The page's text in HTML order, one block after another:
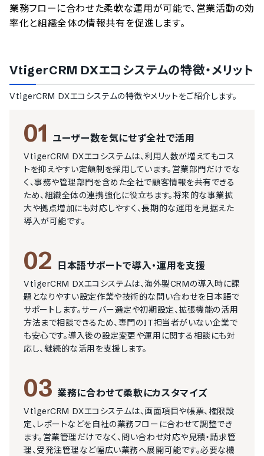
業務フローに合わせた柔軟な運用が可能で、営業活動の効
率化と組織全体の情報共有を促進します。
VtigerCRM DXエコシステムの特徴・メリット
VtigerCRM DXエコシステムの特徴やメリットをご紹介します。
01 ユーザー数を気にせず全社で活用
VtigerCRM DXエコシステムは、利用人数が増えてもコス
トを抑えやすい定額制を採用しています。営業部門だけでな
く、事務や管理部門を含めた全社で顧客情報を共有できる
ため、組織全体の連携強化に役立ちます。将来的な事業拡
大や拠点増加にも対応しやすく、長期的な運用を見据えた
導入が可能です。
02 日本語サポートで導入・運用を支援
VtigerCRM DXエコシステムは、海外製CRMの導入時に課
題となりやすい設定作業や技術的な問い合わせを日本語で
サポートします。サーバー選定や初期設定、拡張機能の活用
方法まで相談できるため、専門のIT担当者がいない企業で
も安心です。導入後の設定変更や運用に関する相談にも対
応し、継続的な活用を支援します。
03 業務に合わせて柔軟にカスタマイズ
VtigerCRM DXエコシステムは、画面項目や帳票、権限設
定、レポートなどを自社の業務フローに合わせて調整でき
ます。営業管理だけでなく、問い合わせ対応や見積・請求管
理、受発注管理など幅広い業務へ展開可能です。必要な機